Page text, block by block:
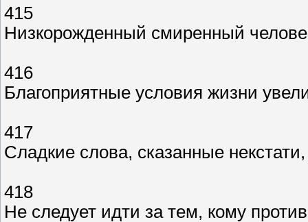
415
Низкорожденный смиренный
416
Благоприятные условия жизни
417
Сладкие слова, сказанные
418
Не следует идти за тем, кому